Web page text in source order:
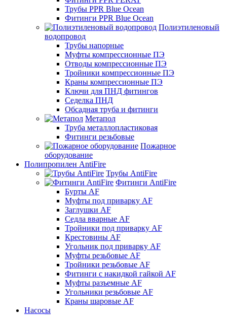
Трубы PPR Blue Ocean
Фитинги PPR Blue Ocean
Полиэтиленовый
водопровод
Трубы напорные
Муфты компрессионные ПЭ
Отводы компрессионные ПЭ
Тройники компрессионные ПЭ
Краны компрессионные ПЭ
Ключи для ПНД фитингов
Седелка ПНД
Обсадная труба и фитинги
Метапол
Труба металлопластиковая
Фитинги резьбовые
Пожарное
оборудование
Полипропилен AntiFire
Трубы AntiFire
Фитинги AntiFire
Бурты AF
Муфты под приварку AF
Заглушки AF
Седла вварные AF
Тройники под приварку AF
Крестовины AF
Угольник под приварку AF
Муфты резьбовые AF
Тройники резьбовые AF
Фитинги с накидкой гайкой AF
Муфты разъемные AF
Угольники резьбовые AF
Краны шаровые AF
Насосы